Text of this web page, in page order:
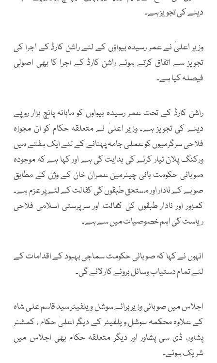
دینے کی تجویز ہے۔
وزیر اعلیٰ نے عمر رسیدہ بیواؤں کے لئے راشن کارڈ کے اجرا کی
تجویز سے اتفاق کرتے ہوئے راشن کارڈ کے اجرا کا بھی اصولی
فیصلہ کیا ہے۔
راشن کارڈ کے تحت عمر رسیدہ بیواوں کو ماہانہ پانچ ہزار روپے
دینے کی تجویز ہے۔ وزیر اعلیٰ نے متعلقہ حکام کو ان مجوزہ
فلاحی سرگرمیوں کو عملی جامہ پہنانے کے لئے ایک ہفتے میں
ورکنگ پلان تیار کرنے کی ہدایت کی ہے اور کہا ہے کہ موجودہ
صوبائی حکومت بانی چیئرمین عمران خان کے وژن کے مطابق
صوبے کے نادار اور مستحق طبقوں کی کفالت کے لئے پر عزم ہے۔
کمزور اور نادار طبقوں کی کفالت اور سرپرستی اسلامی فلاحی
ریاست کی اہم خصوصیات میں سے ہے۔
انہوں نے کہا کہ صوبائی حکومت سماجی بہبود کے اقدامات کے
لئے تمام دستیاب وسائل بروئے کار لائے گی۔
اجلاس میں صوبائی وزیر برائے سوشل ویلفیئر سید قاسم علی شاہ
کے علاوہ محکمہ سوشل ویلفیئر کے دیگر اعلیٰ حکام ، کمشنر
پشاور، ڈی سی پشاور اور دیگر متعلقہ حکام بھی اجلاس میں
شریک ہوئے۔